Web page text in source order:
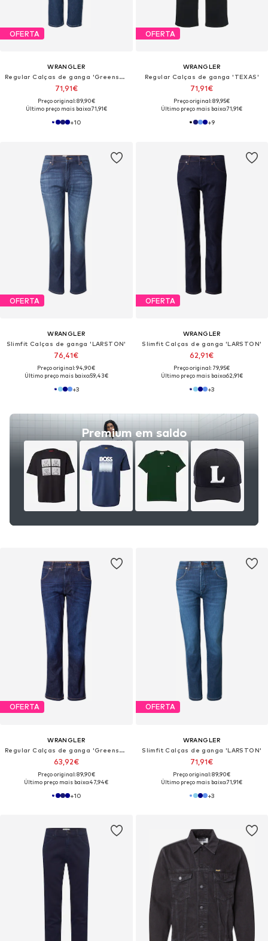
OFERTA
WRANGLER
Regular Calças de ganga 'Greensboro'
71,91€
Preço original: 89,90€
Último preço mais baixo:71,91€
+10
OFERTA
WRANGLER
Regular Calças de ganga 'TEXAS'
71,91€
Preço original: 89,95€
Último preço mais baixo:71,91€
+9
OFERTA
WRANGLER
Slimfit Calças de ganga 'LARSTON'
76,41€
Preço original: 94,90€
Último preço mais baixo:59,43€
+3
OFERTA
WRANGLER
Slimfit Calças de ganga 'LARSTON'
62,91€
Preço original: 79,95€
Último preço mais baixo:62,91€
+3
Premium em saldo
OFERTA
WRANGLER
Regular Calças de ganga 'Greensboro'
63,92€
Preço original: 89,90€
Último preço mais baixo:47,94€
+10
OFERTA
WRANGLER
Slimfit Calças de ganga 'LARSTON'
71,91€
Preço original: 89,90€
Último preço mais baixo:71,91€
+3